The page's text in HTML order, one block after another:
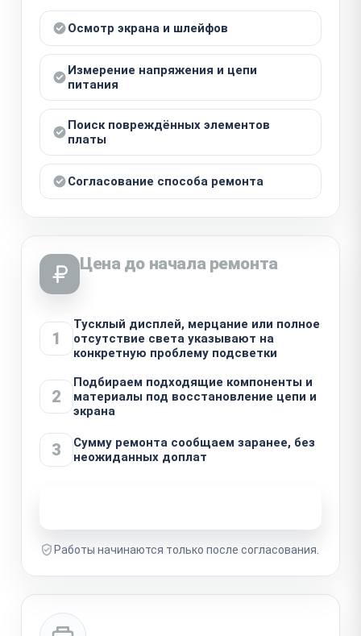
Осмотр экрана и шлейфов
Измерение напряжения и цепи
питания
Поиск повреждённых элементов
платы
Согласование способа ремонта
Цена до начала ремонта
1
Тусклый дисплей, мерцание или полное
отсутствие света указывают на
конкретную проблему подсветки
2
Подбираем подходящие компоненты и
материалы под восстановление цепи и
экрана
3
Сумму ремонта сообщаем заранее, без
неожиданных доплат
Работы начинаются только после согласования.